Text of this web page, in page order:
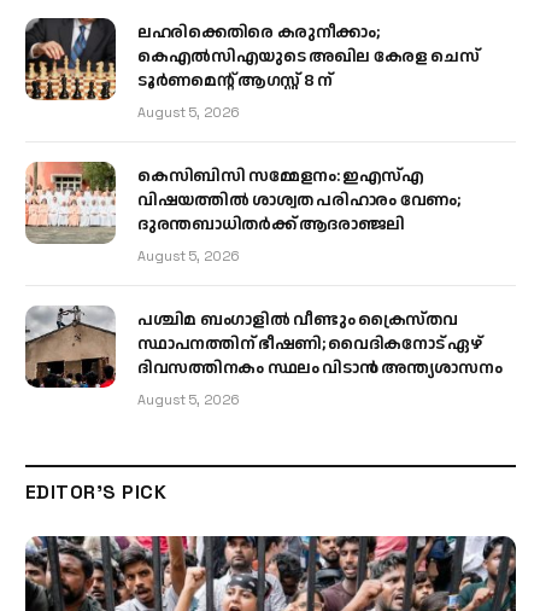
ലഹരിക്കെതിരെ കരുനീക്കാം;
കെഎൽസിഎയുടെ അഖില കേരള ചെസ്
ടൂർണമെന്റ് ആഗസ്റ്റ് 8 ന്
August 5, 2026
കെസിബിസി സമ്മേളനം: ഇഎസ്എ
വിഷയത്തിൽ ശാശ്വത പരിഹാരം വേണം;
ദുരന്തബാധിതർക്ക് ആദരാഞ്ജലി
August 5, 2026
പശ്ചിമ ബംഗാളിൽ വീണ്ടും ക്രൈസ്തവ
സ്ഥാപനത്തിന് ഭീഷണി; വൈദികനോട് ഏഴ്
ദിവസത്തിനകം സ്ഥലം വിടാൻ അന്ത്യശാസനം
August 5, 2026
EDITOR'S PICK